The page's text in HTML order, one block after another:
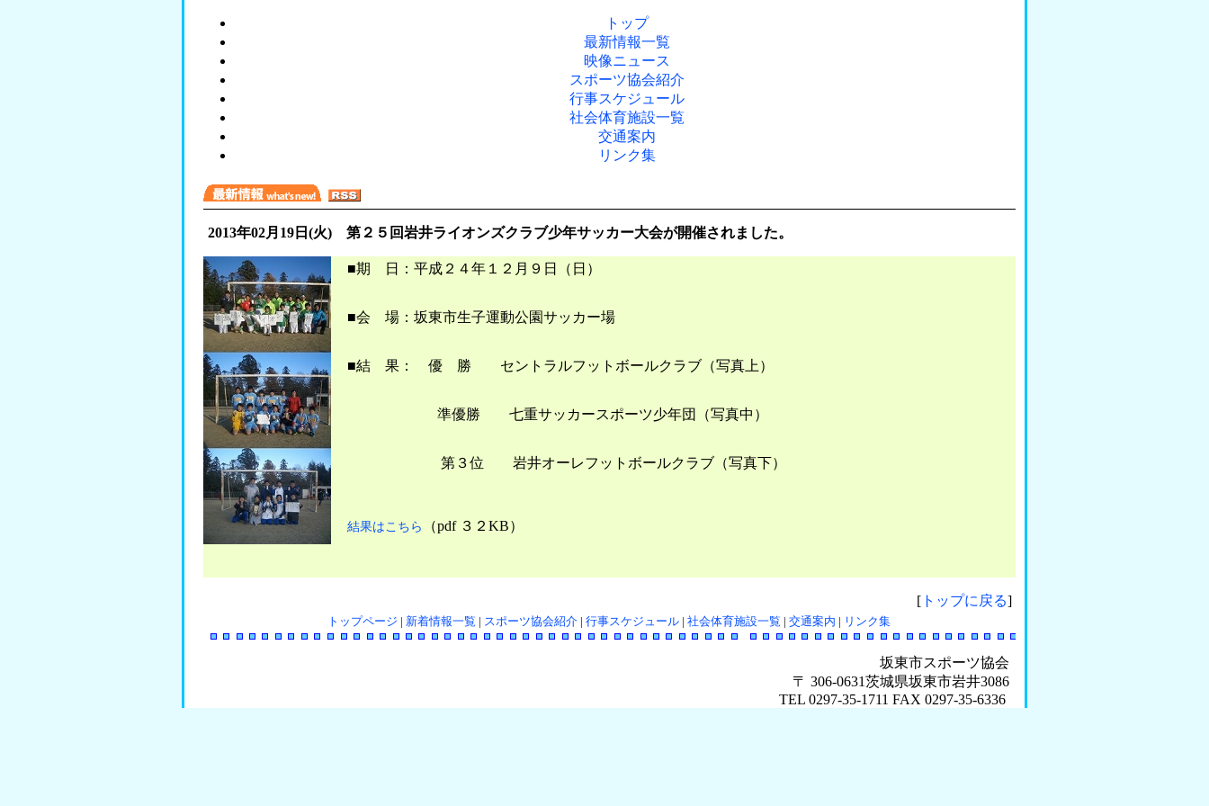
トップ
最新情報一覧
映像ニュース
スポーツ協会紹介
行事スケジュール
社会体育施設一覧
交通案内
リンク集
2013年02月19日(火) 第２５回岩井ライオンズクラブ少年サッカー大会が開催されました。
■期 日：平成２４年１２月９日（日）
■会 場：坂東市生子運動公園サッカー場
■結 果： 優 勝 セントラルフットボールクラブ（写真上）
準優勝 七重サッカースポーツ少年団（写真中）
第３位 岩井オーレフットボールクラブ（写真下）
結果はこちら （pdf ３２KB）
[トップに戻る]
トップページ 新着情報一覧 スポーツ協会紹介 行事スケジュール 社会体育施設一覧 交通案内 リンク集
坂東市スポーツ協会
〒 306-0631茨城県坂東市岩井3086
TEL 0297-35-1711 FAX 0297-35-6336